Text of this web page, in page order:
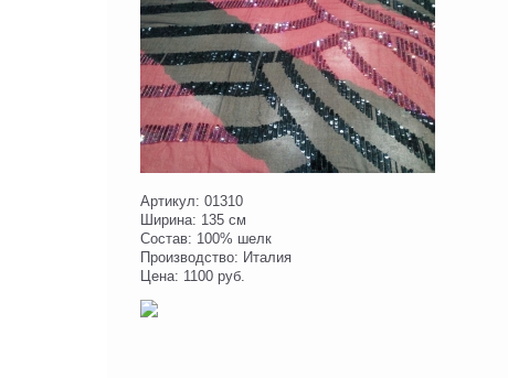
Артикул: 01310
Ширина: 135 см
Состав: 100% шелк
Производство: Италия
Цена: 1100 руб.